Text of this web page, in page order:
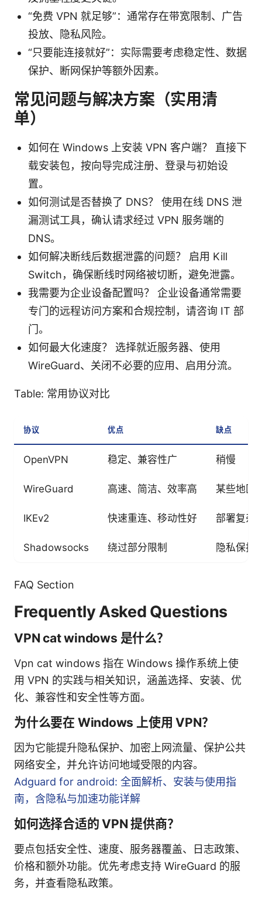
“免费 VPN 就足够”：通常存在带宽限制、广告
投放、隐私风险。
“只要能连接就好”：实际需要考虑稳定性、数据
保护、断网保护等额外因素。
常见问题与解决方案（实用清
单）
如何在 Windows 上安装 VPN 客户端？ 直接下
载安装包，按向导完成注册、登录与初始设
置。
如何测试是否替换了 DNS？ 使用在线 DNS 泄
漏测试工具，确认请求经过 VPN 服务端的
DNS。
如何解决断线后数据泄露的问题？ 启用 Kill
Switch，确保断线时网络被切断，避免泄露。
我需要为企业设备配置吗？ 企业设备通常需要
专门的远程访问方案和合规控制，请咨询 IT 部
门。
如何最大化速度？ 选择就近服务器、使用
WireGuard、关闭不必要的应用、启用分流。
Table: 常用协议对比
协议 优点 缺点
OpenVPN 稳定、兼容性广 稍慢
WireGuard 高速、简洁、效率高 某些地区
IKEv2 快速重连、移动性好 部署复杂
Shadowsocks 绕过部分限制 隐私保护
FAQ Section
Frequently Asked Questions
VPN cat windows 是什么？
Vpn cat windows 指在 Windows 操作系统上使
用 VPN 的实践与相关知识，涵盖选择、安装、优
化、兼容性和安全性等方面。
为什么要在 Windows 上使用 VPN？
因为它能提升隐私保护、加密上网流量、保护公共
网络安全，并允许访问地域受限的内容。
Adguard for android: 全面解析、安装与使用指
南，含隐私与加速功能详解
如何选择合适的 VPN 提供商？
要点包括安全性、速度、服务器覆盖、日志政策、
价格和额外功能。优先考虑支持 WireGuard 的服
务，并查看隐私政策。